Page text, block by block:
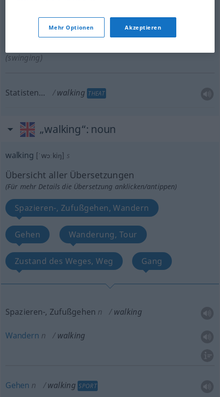
schwingend,schwankend walkingselten
(swinging)
Statisten… walking THEAT
„walking“: noun
walking [ˈwɔːkiŋ] s
Übersicht aller Übersetzungen
(Für mehr Details die Übersetzung anklicken/antippen)
Spazieren-, Zufußgehen, Wandern
Gehen Wanderung, Tour
Zustand des Weges, Weg Gang
Spazieren-, Zufußgehen n walking
Wandern n walking
Gehen n walking SPORT
Mehr Optionen Akzeptieren